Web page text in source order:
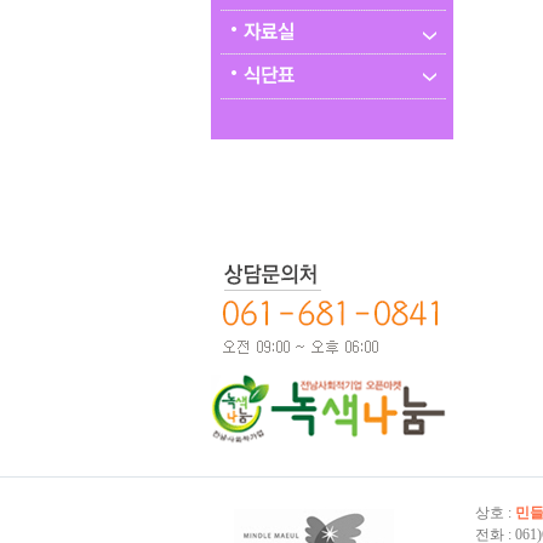
상호 : 민
전화 :